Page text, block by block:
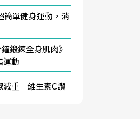
簡單健身運動，消
鍛鍊全身肌肉》
運動
減重 維生素C讚